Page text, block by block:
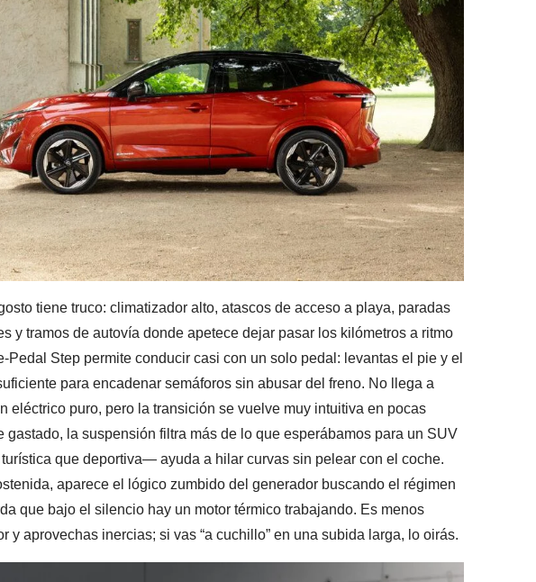
tiene truco: climatizador alto, atascos de acceso a playa, paradas
y tramos de autovía donde apetece dejar pasar los kilómetros a ritmo
Pedal Step permite conducir casi con un solo pedal: levantas el pie y el
para encadenar semáforos sin abusar del freno. No llega a
eléctrico puro, pero la transición se vuelve muy intuitiva en pocas
gastado, la suspensión filtra más de lo que esperábamos para un SUV
que deportiva— ayuda a hilar curvas sin pelear con el coche.
aparece el lógico zumbido del generador buscando el régimen
que bajo el silencio hay un motor térmico trabajando. Es menos
y aprovechas inercias; si vas “a cuchillo” en una subida larga, lo oirás.